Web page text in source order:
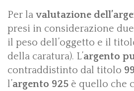
Per la valutazione
presi in considerazione
il peso dell’oggetto e il
della caratura). L’argento
contraddistinto dal titolo
l’argento 925 è quello che